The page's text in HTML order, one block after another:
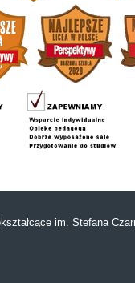
im. Stefana